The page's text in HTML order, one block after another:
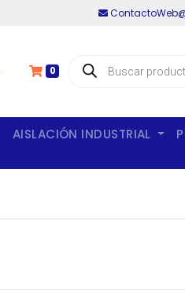
0
Búsqueda
de
AISLACIÓN INDUSTRIAL